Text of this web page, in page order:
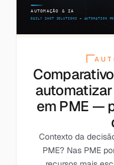
em PME —
Contexto da
PME? Nas PME